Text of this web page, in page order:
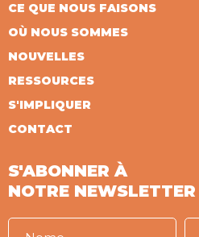
CE QUE NOUS FAISONS
OÙ NOUS SOMMES
NOUVELLES
RESSOURCES
S'IMPLIQUER
CONTACT
S'ABONNER À
NOTRE NEWSLETTER